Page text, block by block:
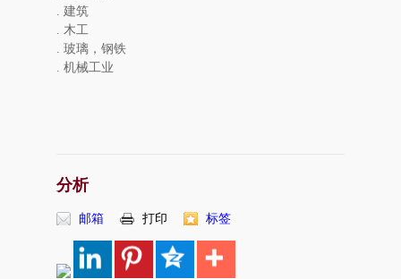
. 建筑
. 木工
. 玻璃，钢铁
. 机械工业
分析
邮箱 打印 标签